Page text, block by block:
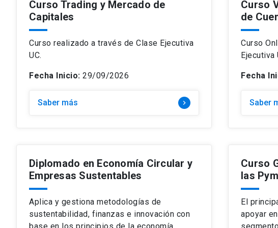
Curso Trading y Mercado de
Capitales
Curso realizado a través de Clase Ejecutiva
UC.
Fecha Inicio: 29/09/2026
Saber más keyboard_arrow_right
Curso
de
Curso
Ejecutiva
Fecha
Saber
Diplomado en Economía Circular y
Empresas Sustentables
Aplica y gestiona metodologías de
sustentabilidad, finanzas e innovación con
base en los principios de la economía
Curso
las
El
apoyar